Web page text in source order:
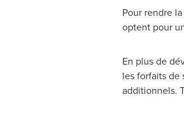
Pour rendre
optent pour
En plus de
les forfaits de
additionnels.